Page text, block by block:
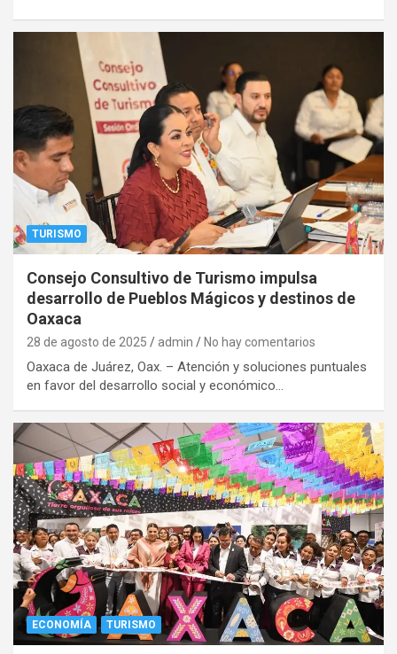
TURISMO
Consejo Consultivo de Turismo impulsa
desarrollo de Pueblos Mágicos y destinos de
Oaxaca
28 de agosto de 2025 admin No hay comentarios
Oaxaca de Juárez, Oax. – Atención y soluciones puntuales
en favor del desarrollo social y económico…
ECONOMÍA TURISMO